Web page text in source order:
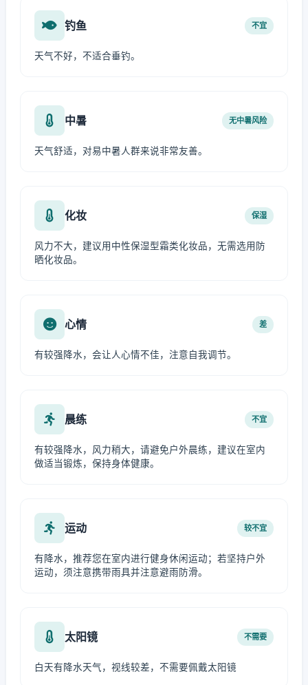
钓鱼 不宜
天气不好，不适合垂钓。
中暑 无中暑风险
天气舒适，对易中暑人群来说非常友善。
化妆 保湿
风力不大，建议用中性保湿型霜类化妆品，无需选用防
晒化妆品。
心情 差
有较强降水，会让人心情不佳，注意自我调节。
晨练 不宜
有较强降水，风力稍大，请避免户外晨练，建议在室内
做适当锻炼，保持身体健康。
运动 较不宜
有降水，推荐您在室内进行健身休闲运动；若坚持户外
运动，须注意携带雨具并注意避雨防滑。
太阳镜 不需要
白天有降水天气，视线较差，不需要佩戴太阳镜